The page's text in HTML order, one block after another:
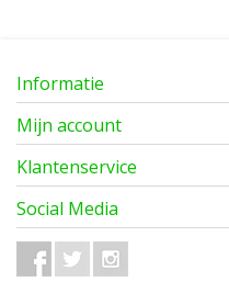
Informatie
Mijn account
Klantenservice
Social Media